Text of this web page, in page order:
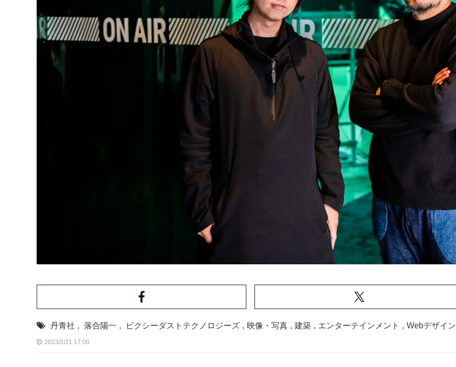
丹青社 , 落合陽一 , ピクシーダストテクノロジーズ , 映像・写真 , 建築 , エンターテインメント , Webデザイン
2023/2/21 17:00